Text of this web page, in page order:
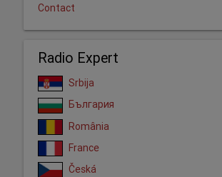
Contact
Radio Expert
Srbija
България
România
France
Česká